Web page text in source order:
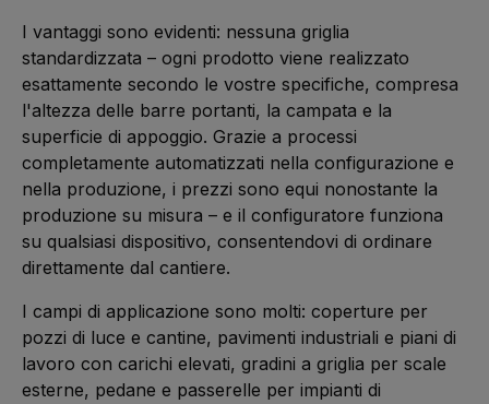
I vantaggi sono evidenti: nessuna griglia
standardizzata – ogni prodotto viene realizzato
esattamente secondo le vostre specifiche, compresa
l'altezza delle barre portanti, la campata e la
superficie di appoggio. Grazie a processi
completamente automatizzati nella configurazione e
nella produzione, i prezzi sono equi nonostante la
produzione su misura – e il configuratore funziona
su qualsiasi dispositivo, consentendovi di ordinare
direttamente dal cantiere.
I campi di applicazione sono molti: coperture per
pozzi di luce e cantine, pavimenti industriali e piani di
lavoro con carichi elevati, gradini a griglia per scale
esterne, pedane e passerelle per impianti di